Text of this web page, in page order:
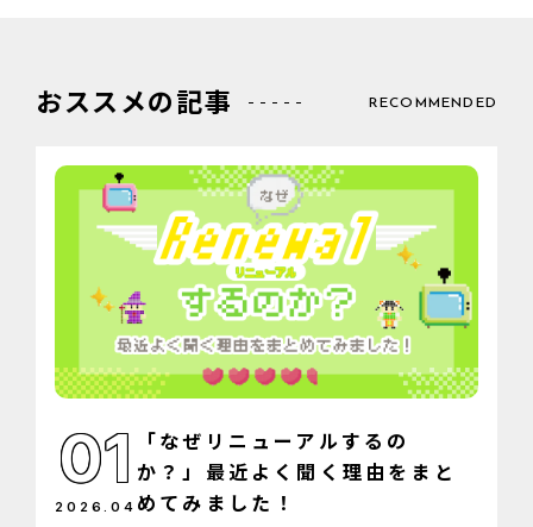
おススメの記事 RECOMMENDED
01
2026.04
「なぜリニューアルするの
か？」最近よく聞く理由をまと
めてみました！